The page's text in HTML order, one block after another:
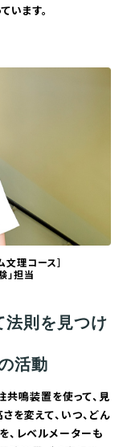
います。
文理コース］
」担当
法則を見つけ
活動
鳴装置を使って、見
を変えて、いつ、どん
、レベルメーターも